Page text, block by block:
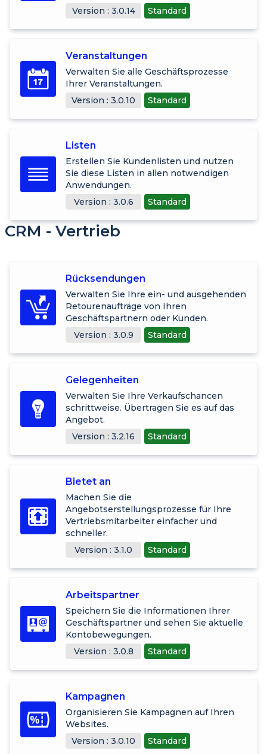
Version : 3.0.14
Standard
Veranstaltungen
Verwalten Sie alle Geschäftsprozesse
Ihrer Veranstaltungen.
Version : 3.0.10
Standard
Listen
Erstellen Sie Kundenlisten und nutzen
Sie diese Listen in allen notwendigen
Anwendungen.
Version : 3.0.6
Standard
CRM - Vertrieb
Rücksendungen
Verwalten Sie Ihre ein- und ausgehenden
Retourenaufträge von Ihren
Geschäftspartnern oder Kunden.
Version : 3.0.9
Standard
Gelegenheiten
Verwalten Sie Ihre Verkaufschancen
schrittweise. Übertragen Sie es auf das
Angebot.
Version : 3.2.16
Standard
Bietet an
Machen Sie die
Angebotserstellungsprozesse für Ihre
Vertriebsmitarbeiter einfacher und
schneller.
Version : 3.1.0
Standard
Arbeitspartner
Speichern Sie die Informationen Ihrer
Geschäftspartner und sehen Sie aktuelle
Kontobewegungen.
Version : 3.0.8
Standard
Kampagnen
Organisieren Sie Kampagnen auf Ihren
Websites.
Version : 3.0.10
Standard